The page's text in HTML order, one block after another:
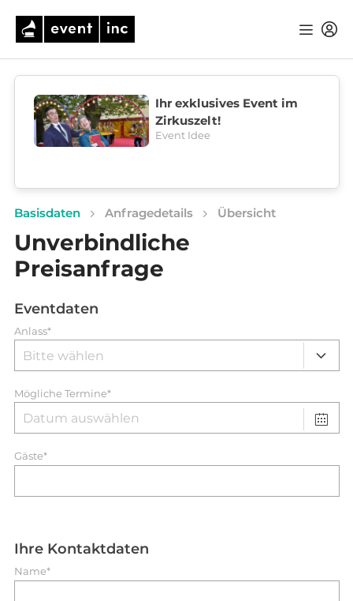
Ihr exklusives Event im
Zirkuszelt!
Event Idee
Basisdaten Anfragedetails Übersicht
Unverbindliche
Preisanfrage
Eventdaten
Anlass*
Mögliche Termine*
Gäste*
Ihre Kontaktdaten
Name*